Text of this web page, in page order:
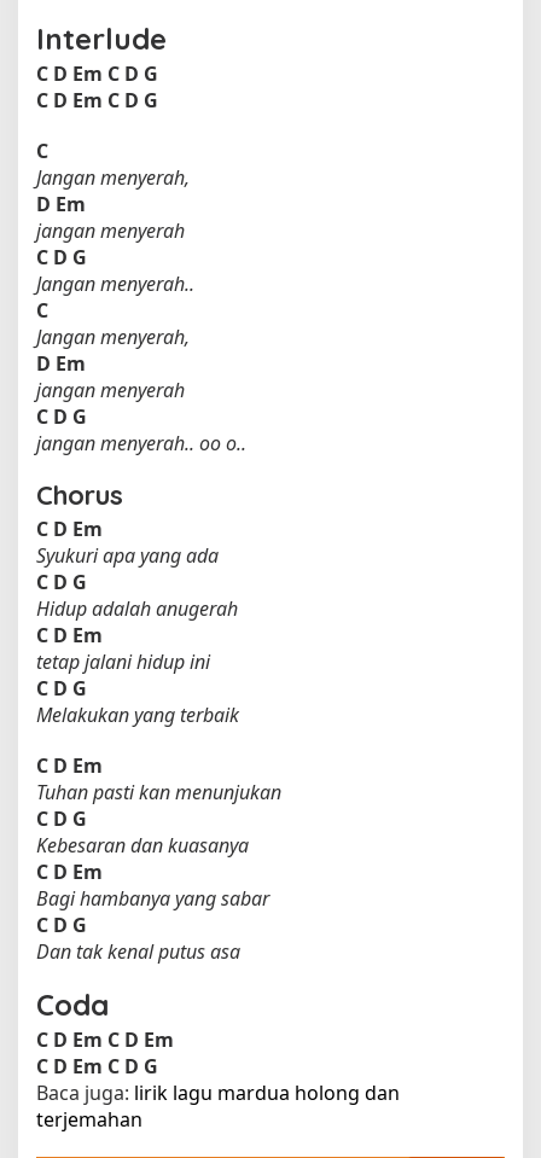
Interlude
C D Em C D G
C D Em C D G
C
Jangan menyerah,
D Em
jangan menyerah
C D G
Jangan menyerah..
C
Jangan menyerah,
D Em
jangan menyerah
C D G
jangan menyerah.. oo o..
Chorus
C D Em
Syukuri apa yang ada
C D G
Hidup adalah anugerah
C D Em
tetap jalani hidup ini
C D G
Melakukan yang terbaik
C D Em
Tuhan pasti kan menunjukan
C D G
Kebesaran dan kuasanya
C D Em
Bagi hambanya yang sabar
C D G
Dan tak kenal putus asa
Coda
C D Em C D Em
C D Em C D G
Baca juga: lirik lagu mardua holong dan
terjemahan​